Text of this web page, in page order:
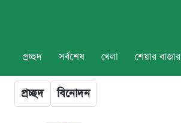
প্রচ্ছদ সর্বশেষ খেলা শেয়ার বাজার
প্রচ্ছদ বিনোদন